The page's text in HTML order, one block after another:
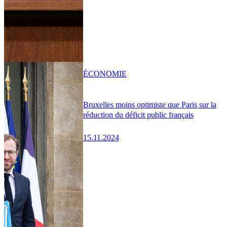
Bruxelles moins optimiste que Paris sur la
réduction du déficit public français
15.11.2024
ÉCONOMIE